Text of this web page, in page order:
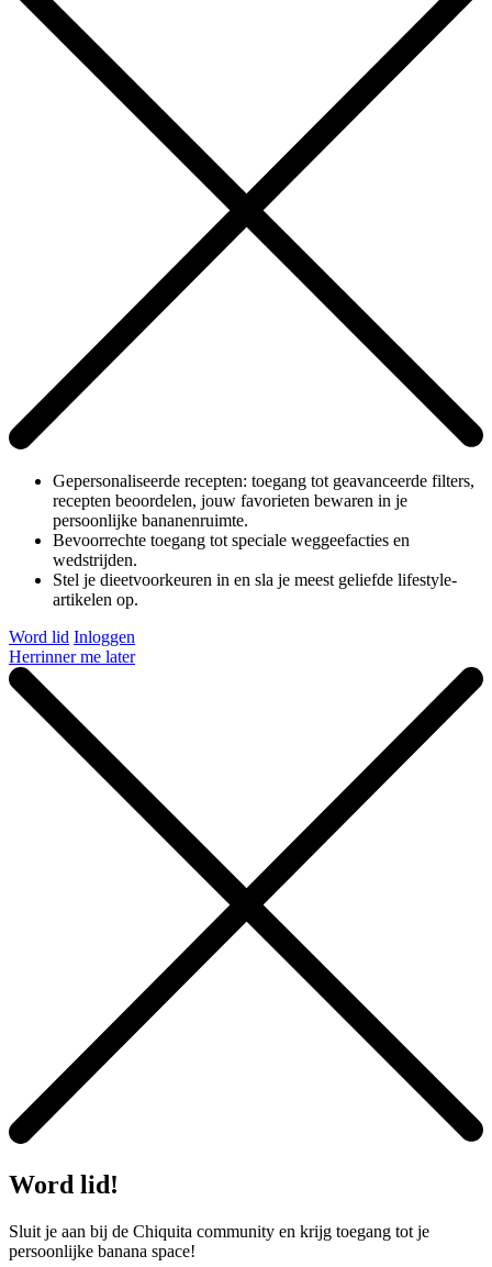
Gepersonaliseerde recepten: toegang tot geavanceerde filters,
recepten beoordelen, jouw favorieten bewaren in je
persoonlijke bananenruimte.
Bevoorrechte toegang tot speciale weggeefacties en
wedstrijden.
Stel je dieetvoorkeuren in en sla je meest geliefde lifestyle-
artikelen op.
Word lid Inloggen
Herrinner me later
Word lid!
Sluit je aan bij de Chiquita community en krijg toegang tot je
persoonlijke banana space!